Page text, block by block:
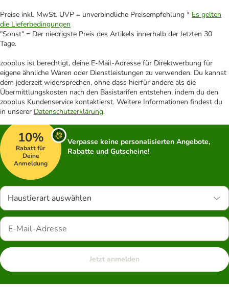
Preise inkl. MwSt. UVP = unverbindliche Preisempfehlung * Es gelten
die Lieferbedingungen
"Sonst" = Der niedrigste Preis des Artikels innerhalb der letzten 30
Tage.
zooplus ist berechtigt, deine E-Mail-Adresse für Direktwerbung für
eigene ähnliche Waren oder Dienstleistungen zu verwenden. Du kannst
dem jederzeit widersprechen, ohne dass hierfür andere als die
Übermittlungskosten nach den Basistarifen entstehen, indem du den
zooplus Kundenservice kontaktierst. Weitere Informationen findest du
in unserer Datenschutzerklärung.
10%
Rabatt für
Deine
Anmeldung
Verpasse keine personalisierten Angebote,
Rabatte und Gutscheine!
Haustierart auswählen
Jetzt anmelden